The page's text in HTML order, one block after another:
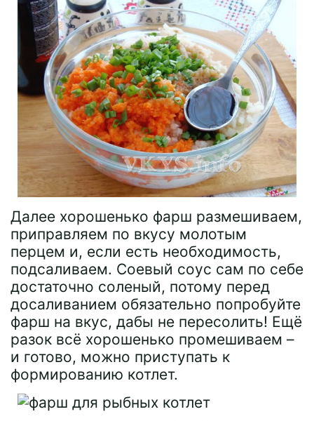
Далее хорошенько фарш размешиваем,
приправляем по вкусу молотым
перцем и, если есть необходимость,
подсаливаем. Соевый соус сам по себе
достаточно соленый, потому перед
досаливанием обязательно попробуйте
фарш на вкус, дабы не пересолить! Ещё
разок всё хорошенько промешиваем –
и готово, можно приступать к
формированию котлет.